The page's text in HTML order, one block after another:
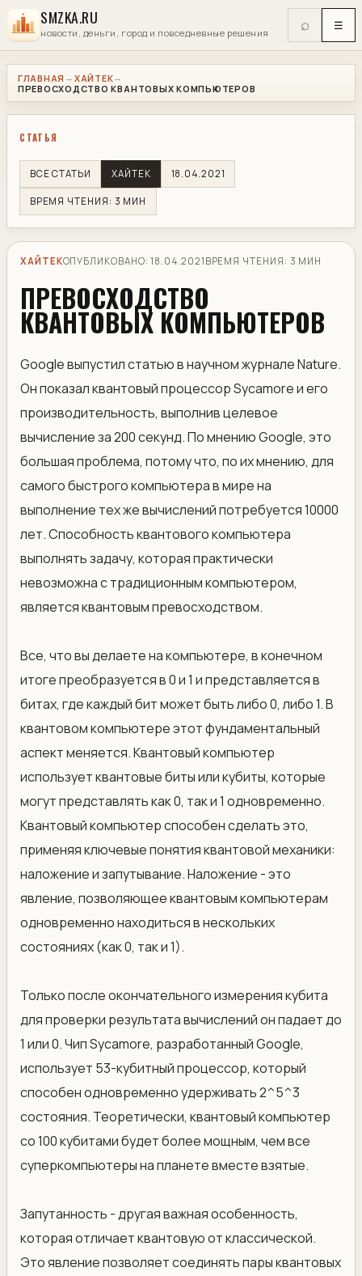
SMZKA.RU
новости, деньги, город и повседневные решения ⌕ ☰
ГЛАВНАЯ → ХАЙТЕК→
ПРЕВОСХОДСТВО КВАНТОВЫХ КОМПЬЮТЕРОВ
СТАТЬЯ
ВСЕ СТАТЬИ ХАЙТЕК 18.04.2021
ВРЕМЯ ЧТЕНИЯ: 3 МИН
ХАЙТЕКОПУБЛИКОВАНО: 18.04.2021 ВРЕМЯ ЧТЕНИЯ: 3 МИН
ПРЕВОСХОДСТВО
КВАНТОВЫХ КОМПЬЮТЕРОВ
Google выпустил статью в научном журнале Nature.
Он показал квантовый процессор Sycamore и его
производительность, выполнив целевое
вычисление за 200 секунд. По мнению Google, это
большая проблема, потому что, по их мнению, для
самого быстрого компьютера в мире на
выполнение тех же вычислений потребуется 10000
лет. Способность квантового компьютера
выполнять задачу, которая практически
невозможна с традиционным компьютером,
является квантовым превосходством.
Все, что вы делаете на компьютере, в конечном
итоге преобразуется в 0 и 1 и представляется в
битах, где каждый бит может быть либо 0, либо 1. В
квантовом компьютере этот фундаментальный
аспект меняется. Квантовый компьютер
использует квантовые биты или кубиты, которые
могут представлять как 0, так и 1 одновременно.
Квантовый компьютер способен сделать это,
применяя ключевые понятия квантовой механики:
наложение и запутывание. Наложение - это
явление, позволяющее квантовым компьютерам
одновременно находиться в нескольких
состояниях (как 0, так и 1).
Только после окончательного измерения кубита
для проверки результата вычислений он падает до
1 или 0. Чип Sycamore, разработанный Google,
использует 53-кубитный процессор, который
способен одновременно удерживать 2^5^3
состояния. Теоретически, квантовый компьютер
со 100 кубитами будет более мощным, чем все
суперкомпьютеры на планете вместе взятые.
Запутанность - другая важная особенность,
которая отличает квантовую от классической.
Это явление позволяет соединять пары квантовых